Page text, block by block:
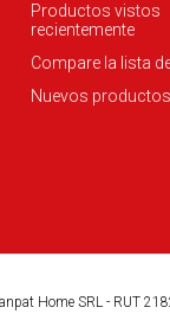
Productos vistos
recientemente
Compare la lista
Nuevos productos
Home SRL - RUT